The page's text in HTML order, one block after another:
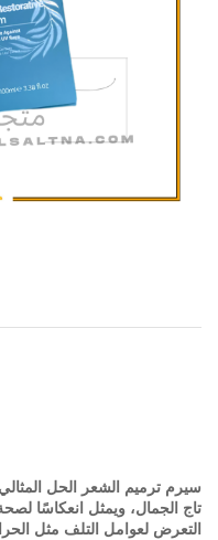
سيرم ترميم الشعر الحل
تاج الجمال، ويمثل انعكاسًا
التعرض لعوامل التلف مثل